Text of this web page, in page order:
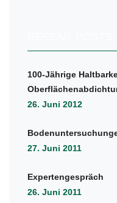
100-Jährige
26. Juni 2012
27. Juni 2011
Expertengespräch
26. Juni 2011